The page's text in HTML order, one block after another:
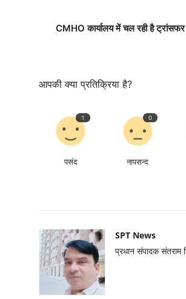
CMHO कार्यालय में चल रही है
आपकी क्या प्रतिक्रिया है?
1
पसंद
0
नापसन्द
SPT News
प्रधान संपादक संतराम